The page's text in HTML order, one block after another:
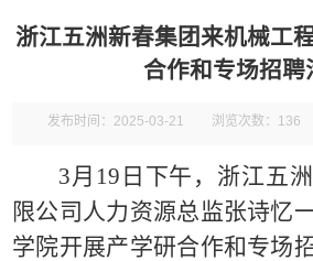
浙江五洲新春集团来机械工
合作和专场招聘
发布时间：2025-03-21 浏览次数： 136
3月19日下午，浙江五
限公司人力资源总监张诗忆
学院开展产学研合作和专场